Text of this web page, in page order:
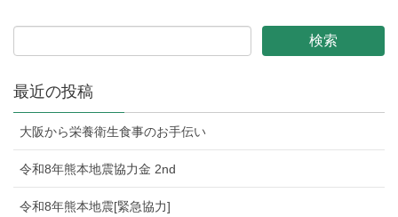
最近の投稿
大阪から栄養衛生食事のお手伝い
令和8年熊本地震協力金 2nd
令和8年熊本地震[緊急協力]